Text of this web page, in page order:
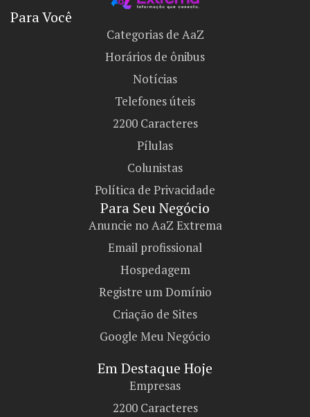
Para Você
Categorias de AaZ
Horários de ônibus
Notícias
Telefones úteis
2200 Caracteres
Pílulas
Colunistas
Política de Privacidade
Para Seu Negócio​
Anuncie no AaZ Extrema
Email profissional
Hospedagem
Registre um Domínio
Criação de Sites
Google Meu Negócio
Em Destaque Hoje
Empresas
2200 Caracteres